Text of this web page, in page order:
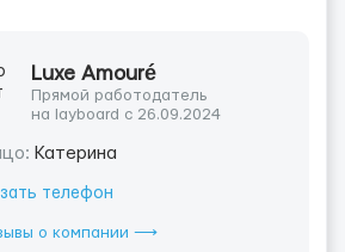
Luxe Amouré
Прямой работодатель
на layboard с 26.09.2024
Катерина
телефон
о компании ⟶